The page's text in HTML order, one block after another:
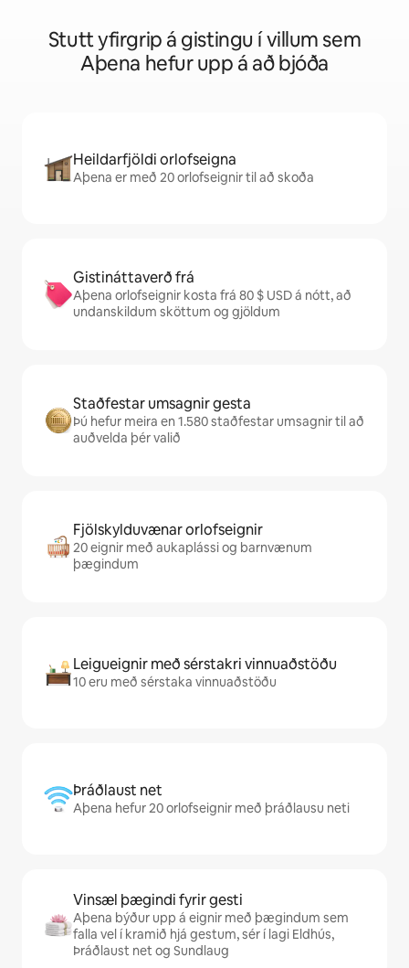
Stutt yfirgrip á gistingu í villum sem
Aþena hefur upp á að bjóða
Heildarfjöldi orlofseigna
Aþena er með 20 orlofseignir til að skoða
Gistináttaverð frá
Aþena orlofseignir kosta frá 80 $ USD á nótt, að
undanskildum sköttum og gjöldum
Staðfestar umsagnir gesta
Þú hefur meira en 1.580 staðfestar umsagnir til að
auðvelda þér valið
Fjölskylduvænar orlofseignir
20 eignir með aukaplássi og barnvænum
þægindum
Leigueignir með sérstakri vinnuaðstöðu
10 eru með sérstaka vinnuaðstöðu
Þráðlaust net
Aþena hefur 20 orlofseignir með þráðlausu neti
Vinsæl þægindi fyrir gesti
Aþena býður upp á eignir með þægindum sem
falla vel í kramið hjá gestum, sér í lagi Eldhús,
Þráðlaust net og Sundlaug